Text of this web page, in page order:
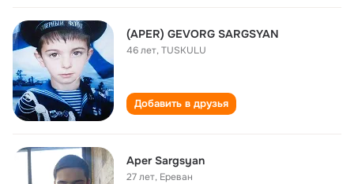
(APER) GEVORG SARGSYAN
46 лет,TUSKULU
Добавить в друзья
Aper Sargsyan
27 лет, Ереван